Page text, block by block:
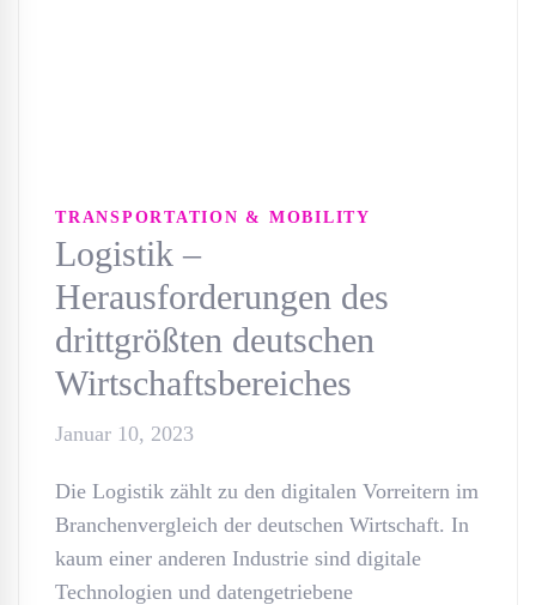
TRANSPORTATION & MOBILITY
Logistik –
Herausforderungen des
drittgrößten deutschen
Wirtschaftsbereiches
Januar 10, 2023
Die Logistik zählt zu den digitalen Vorreitern im
Branchenvergleich der deutschen Wirtschaft. In
kaum einer anderen Industrie sind digitale
Technologien und datengetriebene